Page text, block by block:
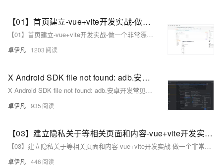
【01】首页建立-vue+vite开发实战-做一个非常漂亮的APP下载落地页-支持PC和H5自适应提供安卓苹果鸿蒙下载和网页端访问-优雅草卓伊凡
【01】首页建立-vue+vite开发实战-做一个非常漂亮的APP下载落地页-支持PC和H5自适应提供安卓苹果鸿蒙下载和网页端访问-优雅草卓伊凡
卓伊凡 1203
X Android SDK file not found: adb.安卓开发常见问题-Android SDK 缺少 `adb`（Android Debug Bridge）-优雅草卓伊凡
X Android SDK file not found: adb.安卓开发常见问题-Android SDK 缺少 `adb`（Android Debug Bridge）-优雅草卓伊凡
卓伊凡 935
【03】建立隐私关于等相关页面和内容-vue+vite开发实战-做一个非常漂亮的APP下载落地页-支持PC和H5自适应提供安卓苹果鸿蒙下载和网页端访问-优雅草卓伊凡
【03】建立隐私关于等相关页面和内容-vue+vite开发实战-做一个非常漂亮的APP下载落地页-支持PC和H5自适应提供安卓苹果鸿蒙下载和网页端访问-优雅草卓伊凡
卓伊凡 446